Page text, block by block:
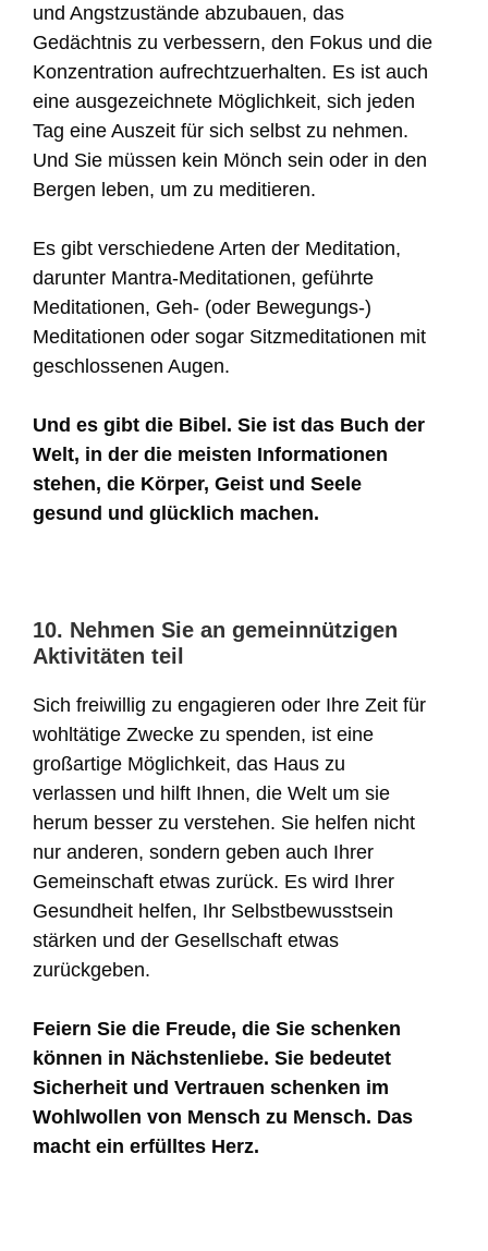
und Angstzustände abzubauen, das
Gedächtnis zu verbessern, den Fokus und die
Konzentration aufrechtzuerhalten. Es ist auch
eine ausgezeichnete Möglichkeit, sich jeden
Tag eine Auszeit für sich selbst zu nehmen.
Und Sie müssen kein Mönch sein oder in den
Bergen leben, um zu meditieren.
Es gibt verschiedene Arten der Meditation,
darunter Mantra-Meditationen, geführte
Meditationen, Geh- (oder Bewegungs-)
Meditationen oder sogar Sitzmeditationen mit
geschlossenen Augen.
Und es gibt die Bibel. Sie ist das Buch der
Welt, in der die meisten Informationen
stehen, die Körper, Geist und Seele
gesund und glücklich machen.
10. Nehmen Sie an gemeinnützigen
Aktivitäten teil
Sich freiwillig zu engagieren oder Ihre Zeit für
wohltätige Zwecke zu spenden, ist eine
großartige Möglichkeit, das Haus zu
verlassen und hilft Ihnen, die Welt um sie
herum besser zu verstehen. Sie helfen nicht
nur anderen, sondern geben auch Ihrer
Gemeinschaft etwas zurück. Es wird Ihrer
Gesundheit helfen, Ihr Selbstbewusstsein
stärken und der Gesellschaft etwas
zurückgeben.
Feiern Sie die Freude, die Sie schenken
können in Nächstenliebe. Sie bedeutet
Sicherheit und Vertrauen schenken im
Wohlwollen von Mensch zu Mensch. Das
macht ein erfülltes Herz.